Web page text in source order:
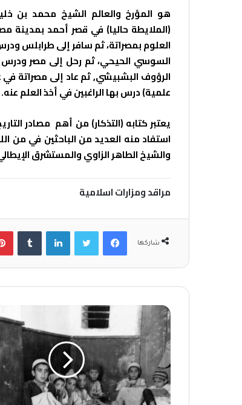
هو المؤرخ والعالم الشيخ محمد بن
(الملايطة حاليا) في قصر أحمد بمدينة
العلوم بمصراتة، ثم سافر إلى طرابلس
السوسي الحيحي، ثم رحل إلى مصر ودرس
علمية) درس بها الراغبين في أخذ العلم عنه.
يعتبر كتابه (التذكار) من أهم مصادر
استفاد منه العديد من الباحثين في من
والشيخ الطاهر الزاوي والمستشرق
مراقد ومزارات اسلامية
شاركها
فيسبوك لينكدإن